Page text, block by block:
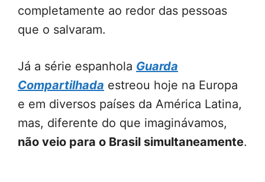
completamente ao redor das pessoas
que o salvaram.
Já a série espanhola Guarda
Compartilhada estreou hoje na Europa
e em diversos países da América Latina,
mas, diferente do que imaginávamos,
não veio para o Brasil simultaneamente.